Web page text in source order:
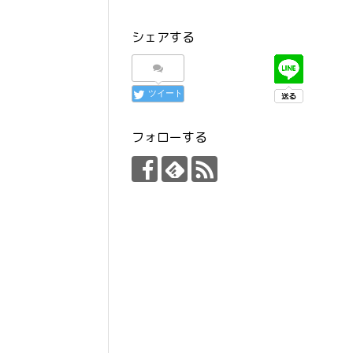
シェアする
ツイート
フォローする